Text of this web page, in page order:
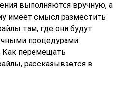
выполняются вручную, а
имеет смысл разместить
там, где они будут
процедурами
Как перемещать
рассказывается в